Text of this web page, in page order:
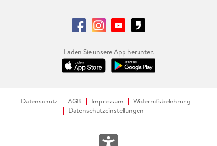
Laden Sie unsere App herunter.
Datenschutz AGB Impressum
Widerrufsbelehrung
Datenschutzeinstellungen